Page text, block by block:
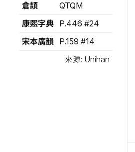
倉頡
QTQM
康熙字典
P.446 #24
宋本廣韻
P.159 #14
來源: Unihan